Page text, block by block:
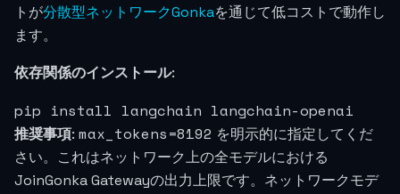
トが分散型ネットワークGonkaを通じて低コストで動作し
ます。
依存関係のインストール:
pip install langchain langchain-openai
推奨事項: max_tokens=8192 を明示的に指定してくだ
さい。これはネットワーク上の全モデルにおける
JoinGonka Gatewayの出力上限です。ネットワークモデ